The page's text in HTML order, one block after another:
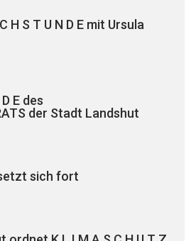
H S T U N D E mit Ursula
E des
der Stadt Landshut
sich fort